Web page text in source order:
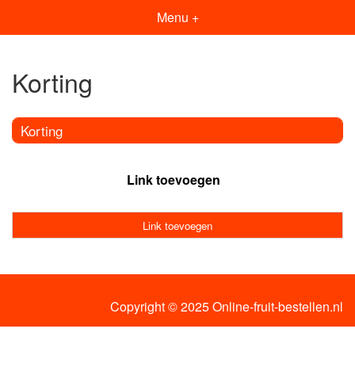
Menu +
Korting
Korting
Link toevoegen
Link toevoegen
Copyright © 2025 Online-fruit-bestellen.nl